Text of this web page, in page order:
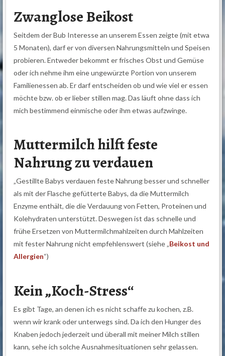
Zwanglose Beikost
Seitdem der Bub Interesse an unserem Essen zeigte (mit etwa
5 Monaten), darf er von diversen Nahrungsmitteln und Speisen
probieren. Entweder bekommt er frisches Obst und Gemüse
oder ich nehme ihm eine ungewürzte Portion von unserem
Familienessen ab. Er darf entscheiden ob und wie viel er essen
möchte bzw. ob er lieber stillen mag. Das läuft ohne dass ich
mich bestimmend einmische oder ihm etwas aufzwinge.
Muttermilch hilft feste
Nahrung zu verdauen
„Gestillte Babys verdauen feste Nahrung besser und schneller
als mit der Flasche gefütterte Babys, da die Muttermilch
Enzyme enthält, die die Verdauung von Fetten, Proteinen und
Kolehydraten unterstützt. Deswegen ist das schnelle und
frühe Ersetzen von Muttermilchmahlzeiten durch Mahlzeiten
mit fester Nahrung nicht empfehlenswert (siehe „Beikost und
Allergien“)
Kein „Koch-Stress“
Es gibt Tage, an denen ich es nicht schaffe zu kochen, z.B.
wenn wir krank oder unterwegs sind. Da ich den Hunger des
Knaben jedoch jederzeit und überall mit meiner Milch stillen
kann, sehe ich solche Ausnahmesituationen sehr gelassen.